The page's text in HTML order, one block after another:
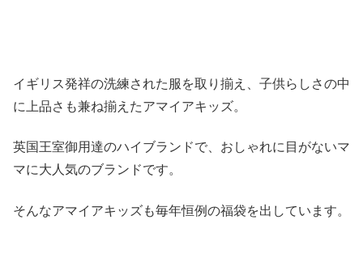
イギリス発祥の洗練された服を取り揃え、子供らしさの中
に上品さも兼ね揃えたアマイアキッズ。
英国王室御用達のハイブランドで、おしゃれに目がないマ
マに大人気のブランドです。
そんなアマイアキッズも毎年恒例の福袋を出しています。